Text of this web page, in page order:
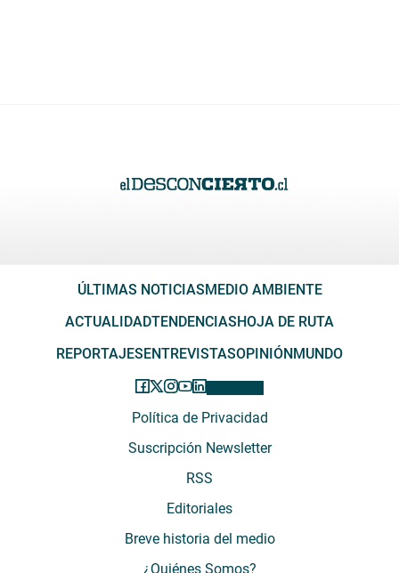
ÚLTIMAS NOTICIASMEDIO AMBIENTE
ACTUALIDADTENDENCIASHOJA DE RUTA
REPORTAJESENTREVISTASOPINIÓNMUNDO
Política de Privacidad
Suscripción Newsletter
RSS
Editoriales
Breve historia del medio
¿Quiénes Somos?